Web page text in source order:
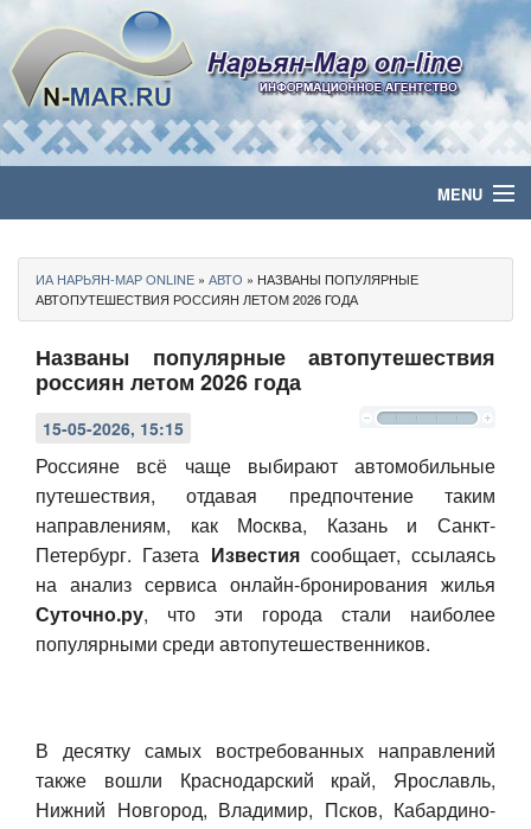
MENU
Политика
Бизнес
Культура
Медиа
Спорт
ИА НАРЬЯН-МАР ONLINE » АВТО » НАЗВАНЫ ПОПУЛЯРНЫЕ
АВТОПУТЕШЕСТВИЯ РОССИЯН ЛЕТОМ 2026 ГОДА
Названы популярные автопутешествия
россиян летом 2026 года
15-05-2026, 15:15
Россияне всё чаще выбирают автомобильные
путешествия, отдавая предпочтение таким
направлениям, как Москва, Казань и Санкт-
Петербург. Газета Известиясообщает, ссылаясь
на анализ сервиса онлайн-бронирования жилья
Суточно.ру, что эти города стали наиболее
популярными среди автопутешественников.